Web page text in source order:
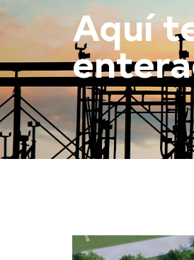
Aquí